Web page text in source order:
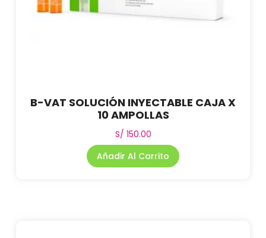
B-VAT SOLUCIÓN INYECTABLE CAJA X
10 AMPOLLAS
S/ 150.00
Añadir Al Carrito